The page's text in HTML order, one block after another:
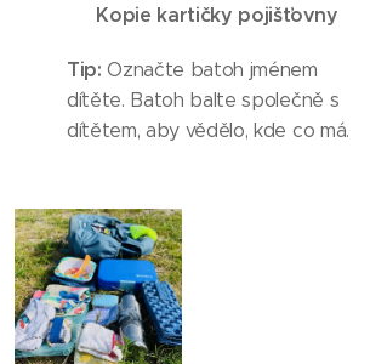
Kopie kartičky pojišťovny
Tip: Označte batoh jménem
dítěte. Batoh balte společně s
dítětem, aby vědělo, kde co má.